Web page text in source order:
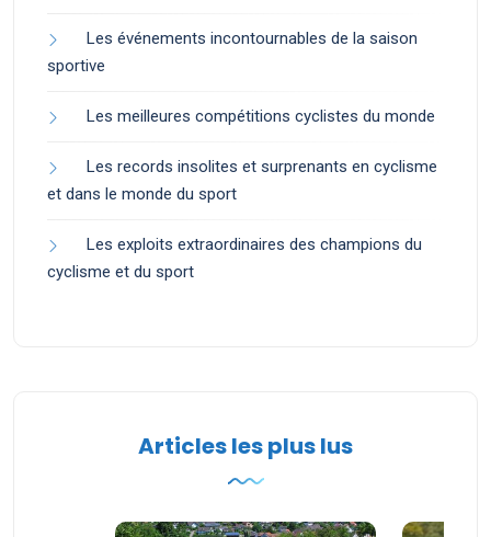
Les événements incontournables de la saison
sportive
Les meilleures compétitions cyclistes du monde
Les records insolites et surprenants en cyclisme
et dans le monde du sport
Les exploits extraordinaires des champions du
cyclisme et du sport
Articles les plus lus